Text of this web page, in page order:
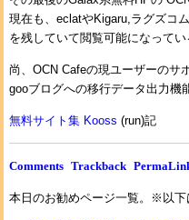
現在も、eclatやKigaru,ラグズコ
を残していて閲覧可能になって
尚、OCN Cafeの現ユーザーのサ
gooブログへの移行データ出力機
無料サイト集 Kooss (run)記
Comments Trackback
本日のお勧めページ一覧。※以下